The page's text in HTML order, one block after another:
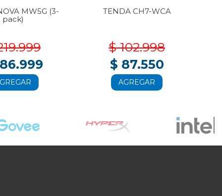
MW5G (3-
pack)
TENDA CH7-WCA
$ 102.998
$ 87.550
AGREGAR